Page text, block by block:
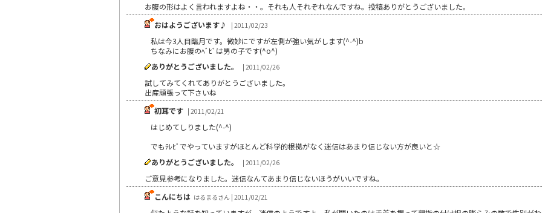
お腹の形はよく言われますよね・・。それも人それぞれなんですね。投稿ありがとうございました。
おはようございます♪
| 2011/02/23
私は今3人目臨月です。微妙にですが左側が強い気がします(^-^)b
ちなみにお腹のﾍﾞﾋﾞは男の子です(^o^)
ありがとうございました。
| 2011/02/26
試してみてくれてありがとうございました。
出産頑張って下さいね
初耳です | 2011/02/21
はじめてしりました(^-^)
でもﾃﾚﾋﾞでやっていますがほとんど科学的根拠がなく迷信はあまり信じない方が良いと☆
ありがとうございました。
| 2011/02/26
ご意見参考になりました。迷信なんてあまり信じないほうがいいですね。
こんにちは はるまるさん | 2011/02/21